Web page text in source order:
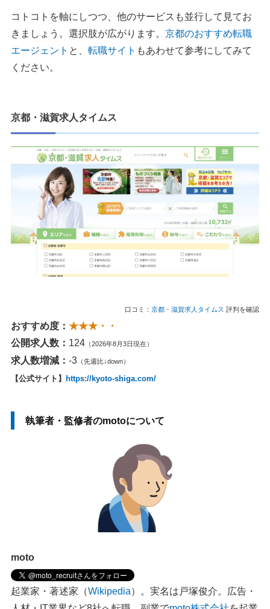
コトコトを軸にしつつ、他のサービスも並行して見てお
きましょう。選択肢が広がります。 京都のおすすめ転職
エージェント と、 転職サイト もあわせて参考にしてみて
ください。
京都・滋賀求人タイムス
口コミ： 京都・滋賀求人タイムス 評判を確認
おすすめ度： ★★★・・
公開求人数： 124 （2026年8月3日現在）
求人数増減： -3 （先週比↓down）
【公式サイト】 https://kyoto-shiga.com/
執筆者・監修者のmotoについて
moto
起業家・著述家（Wikipedia）。実名は戸塚俊介。広告・